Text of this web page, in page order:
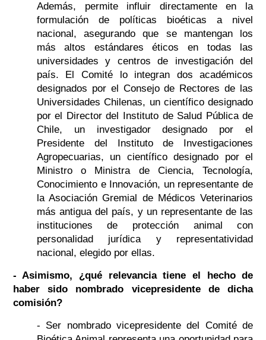
Además, permite influir directamente en la
formulación de políticas bioéticas a nivel
nacional, asegurando que se mantengan los
más altos estándares éticos en todas las
universidades y centros de investigación del
país. El Comité lo integran dos académicos
designados por el Consejo de Rectores de las
Universidades Chilenas, un científico designado
por el Director del Instituto de Salud Pública de
Chile, un investigador designado por el
Presidente del Instituto de Investigaciones
Agropecuarias, un científico designado por el
Ministro o Ministra de Ciencia, Tecnología,
Conocimiento e Innovación, un representante de
la Asociación Gremial de Médicos Veterinarios
más antigua del país, y un representante de las
instituciones de protección animal con
personalidad jurídica y representatividad
nacional, elegido por ellas.
- Asimismo, ¿qué relevancia tiene el hecho de
haber sido nombrado vicepresidente de dicha
comisión?
- Ser nombrado vicepresidente del Comité de